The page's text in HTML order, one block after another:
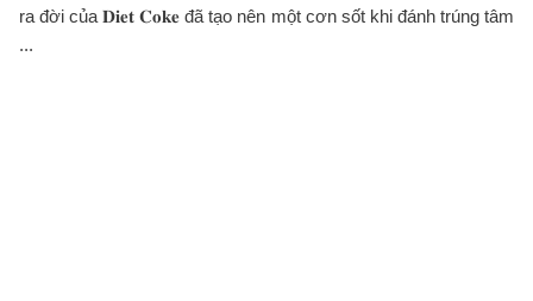
ra đời của 𝐃𝐢𝐞𝐭 𝐂𝐨𝐤𝐞 đã tạo nên một cơn sốt khi đánh trúng tâm
...